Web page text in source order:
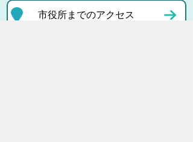
市役所までのアクセス